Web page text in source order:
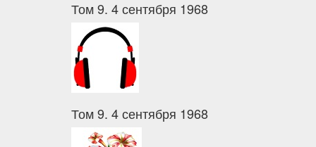
Том 9. 4 сентября 1968
Том 9. 4 сентября 1968